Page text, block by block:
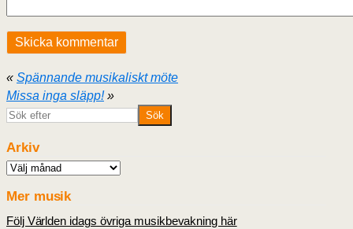
« Spännande musikaliskt möte
Missa inga släpp!»
Arkiv
Arkiv
Mer musik
Följ Världen idags övriga musikbevakning här